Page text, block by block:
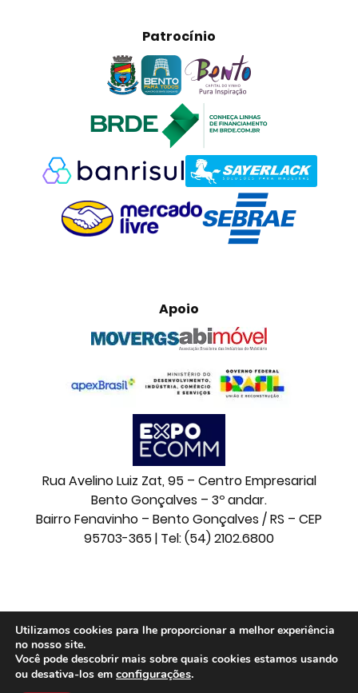
Patrocínio
Apoio
Rua Avelino Luiz Zat, 95 – Centro Empresarial
Bento Gonçalves – 3º andar.
Bairro Fenavinho – Bento Gonçalves / RS – CEP
95703-365 | Tel: (54) 2102.6800
© 2026 Movelsul. Todos os direitos reservados.
Utilizamos cookies para lhe proporcionar a melhor experiência
no nosso site.
Você pode descobrir mais sobre quais cookies estamos usando
ou desativa-los em configurações.